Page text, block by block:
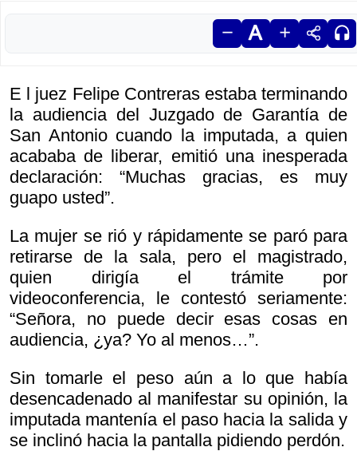
E l juez Felipe Contreras estaba terminando
la audiencia del Juzgado de Garantía de
San Antonio cuando la imputada, a quien
acababa de liberar, emitió una inesperada
declaración: “Muchas gracias, es muy
guapo usted”.
La mujer se rió y rápidamente se paró para
retirarse de la sala, pero el magistrado,
quien dirigía el trámite por
videoconferencia, le contestó seriamente:
“Señora, no puede decir esas cosas en
audiencia, ¿ya? Yo al menos…”.
Sin tomarle el peso aún a lo que había
desencadenado al manifestar su opinión, la
imputada mantenía el paso hacia la salida y
se inclinó hacia la pantalla pidiendo perdón.